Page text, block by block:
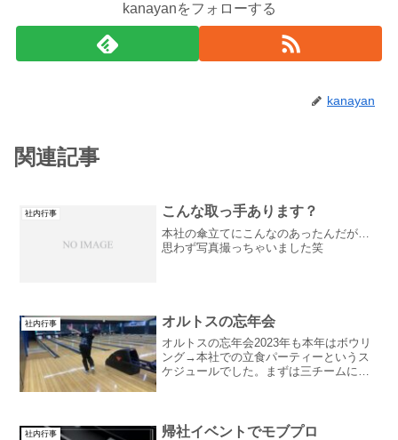
kanayanをフォローする
kanayan
関連記事
社内行事 こんな取っ手あります？
本社の傘立てにこんなのあったんだが…
思わず写真撮っちゃいました笑
社内行事 オルトスの忘年会
オルトスの忘年会2023年も本年はボウリ
ング→本社での立食パーティーというス
ケジュールでした。まずは三チームに分
まり後日筋肉痛に悩ま...
社内行事 帰社イベントでモブプロ